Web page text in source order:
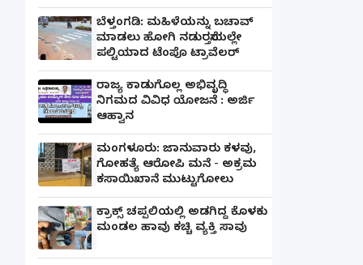
ಬೆಳ್ತಂಗಡಿ: ಮಹಿಳೆಯನ್ನು ಬಚಾವ್
ಮಾಡಲು ಹೋಗಿ ನಡುರಸ್ತೆಯಲ್ಲೇ
ಪಲ್ಟಿಯಾದ ಟೆಂಪೊ ಟ್ರಾವೆಲರ್
ರಾಜ್ಯ ಕಾಡುಗೊಲ್ಲ ಅಭಿವೃದ್ಧಿ
ನಿಗಮದ ವಿವಿಧ ಯೋಜನೆ : ಅರ್ಜಿ
ಆಹ್ವಾನ
ಮಂಗಳೂರು: ಜಾನುವಾರು ಕಳವು,
ಗೋಹತ್ಯೆ ಆರೋಪಿ ಮನೆ - ಅಕ್ರಮ
ಕಸಾಯಿಖಾನೆ ಮುಟ್ಟುಗೋಲು
ಕ್ರಾಕ್ಸ್ ಚಪ್ಪಲಿಯಲ್ಲಿ ಅಡಗಿದ್ದ ಕೊಳಕು
ಮಂಡಲ ಹಾವು ಕಚ್ಚಿ ವ್ಯಕ್ತಿ ಸಾವು